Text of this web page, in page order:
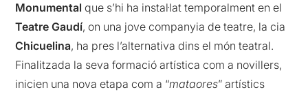
Monumental que s’hi ha instal·lat temporalment en el
Teatre Gaudí, on una jove companyia de teatre, la cia
Chicuelina, ha pres l’alternativa dins el món teatral.
Finalitzada la seva formació artística com a novillers,
inicien una nova etapa com a “mataores” artístics